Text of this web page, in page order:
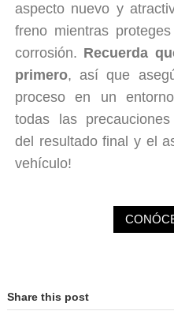
aspecto nuevo y
freno mientras
corrosión. Recuerda
primero, así que
proceso en un
todas las
del resultado final y el
vehículo!
Share this post